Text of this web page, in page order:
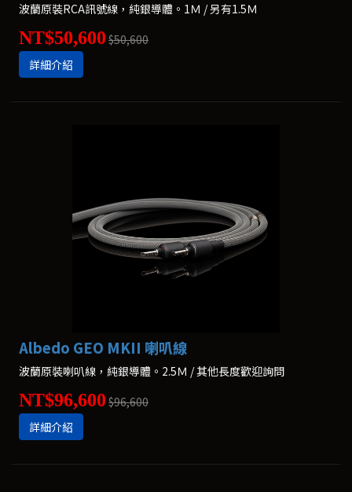
波蘭原裝RCA訊號線，純銀導體。1Ｍ / 另有1.5Ｍ
NT$50,600 $50,600
詳細介紹
Albedo GEO MKII 喇叭線
波蘭原裝喇叭線，純銀導體。2.5Ｍ / 其他長度歡迎詢問
NT$96,600 $96,600
詳細介紹